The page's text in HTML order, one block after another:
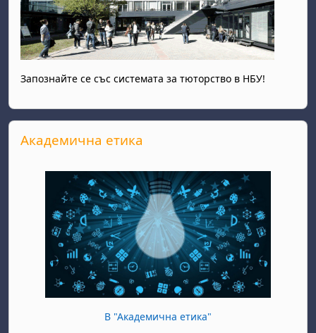
Запознайте се със системата за тюторство в НБУ!
Прескочи Академична етика
Академична етика
В "Академична етика"